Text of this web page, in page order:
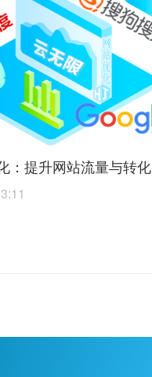
：提升网站流量与转化